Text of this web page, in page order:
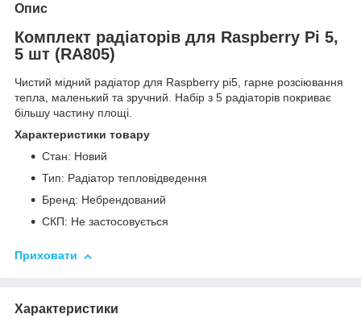
Опис
Комплект радіаторів для Raspberry Pi 5,
5 шт (RA805)
Чистий мідний радіатор для Raspberry pi5, гарне розсіювання
тепла, маленький та зручний. Набір з 5 радіаторів покриває
більшу частину площі.
Характеристики товару
Стан: Новий
Тип: Радіатор тепловідведення
Бренд: Небрендований
СКП: Не застосовується
Приховати
Характеристики